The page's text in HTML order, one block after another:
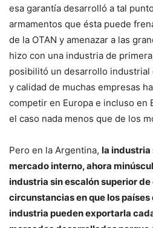
esa garantía desarrolló a tal
armamentos que ésta puede
de la OTAN y amenazar a las
hizo con una industria de
posibilitó un desarrollo
y calidad de muchas empresas
competir en Europa e incluso en
el caso nada menos que de los
Pero en la Argentina, la industria
mercado interno, ahora
industria sin escalón superior
circunstancias en que los
industria pueden exportarla